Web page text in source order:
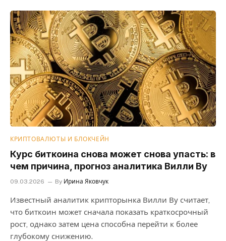
КРИПТОВАЛЮТЫ И БЛОКЧЕЙН
Курс биткоина снова может снова упасть: в
чем причина, прогноз аналитика Вилли Ву
09.03.2026 By Ирина Яковчук
Известный аналитик крипторынка Вилли Ву считает,
что биткоин может сначала показать краткосрочный
рост, однако затем цена способна перейти к более
глубокому снижению.